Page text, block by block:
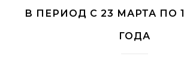
В ПЕРИОД С 23 МАРТА ПО
ГОДА